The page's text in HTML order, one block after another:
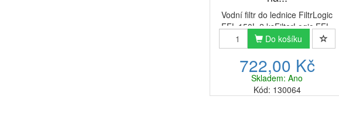
Vodní filtr do lednice FiltrLogic
FFL-150L 2 ksFilterLogic FFL-
150L je náhradní filtr pro
chladničky Side by Side
(americký typ) za LG LT500P /
ADQ72910901 / 5231JA2002A
vnitřní vodní filtr do chladni...
Do košíku
722,00 Kč
Skladem: Ano
Kód: 130064